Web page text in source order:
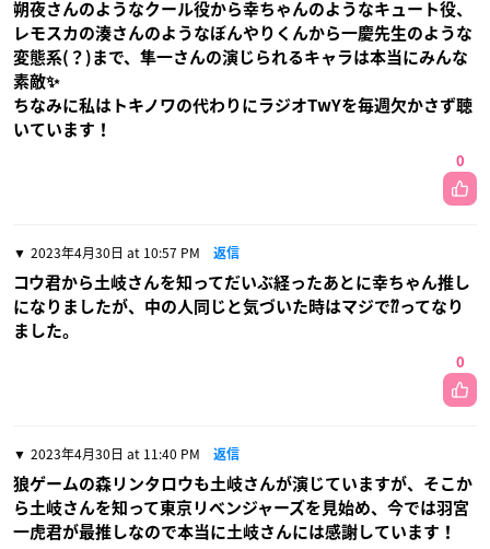
朔夜さんのようなクール役から幸ちゃんのようなキュート役、
レモスカの湊さんのようなぼんやりくんから一慶先生のような
変態系(？)まで、隼一さんの演じられるキャラは本当にみんな
素敵✨
ちなみに私はトキノワの代わりにラジオTwYを毎週欠かさず聴
いています！
0
2023年4月30日 at 10:57 PM 返信
コウ君から土岐さんを知ってだいぶ経ったあとに幸ちゃん推し
になりましたが、中の人同じと気づいた時はマジで⁇ってなり
ました。
0
2023年4月30日 at 11:40 PM 返信
狼ゲームの森リンタロウも土岐さんが演じていますが、そこか
ら土岐さんを知って東京リベンジャーズを見始め、今では羽宮
一虎君が最推しなので本当に土岐さんには感謝しています！